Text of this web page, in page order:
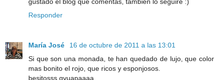
Responder
María José
16 de octubre de 2011 a las 13:01
Si que son una monada, te han quedado de lujo, que color
mas bonito el rojo, que ricos y esponjosos.
besitosss gvuapaaaa